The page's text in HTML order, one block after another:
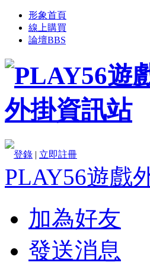
形象首頁
線上購買
論壇BBS
登錄 | 立即註冊
PLAY56遊戲
加為好友
發送消息